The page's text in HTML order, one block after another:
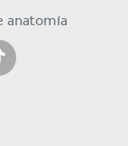
anatomía